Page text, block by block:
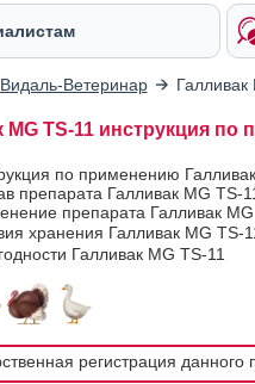
Видаль-Ветеринар Галливак
MG TS-11 инструкция по
по применению
препарата Галливак MG TS-
препарата Галливак MG
хранения Галливак MG TS-
Галливак MG TS-11
регистрация данного